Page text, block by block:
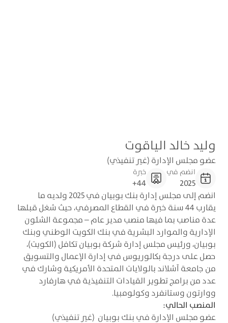
وليد خالد الياقوت
عضو مجلس الإدارة (غير تنفيذي)
انضم في
2025
خبرة
44+
انضم إلى مجلس إدارة بنك بوبيان في 2025 ولديه ما
يقارب 44 سنة خبرة في القطاع المصرفي، حيث شغل قبلها
عدة مناصب بما فيها منصب مدير عام – مجموعة الشئون
الإدارية والموارد البشرية في بنك الكويت الوطني وبنك
بوبيان، ورئيس مجلس إدارة شركة بوبيان تكافل (الكويت)،
حصل على درجة بكالوريوس في إدارة الإعمال والتسويق
من جامعة آشلاند بالولايات المتحدة الأمريكية وشارك في
عدد من برامج تطوير القيادات التنفيذية في هارفارد
ووارتون وستانفرد وكولومبيا.
المنصب الحالي:
عضو مجلس الإدارة في بنك بوبيان (غير تنفيذي)